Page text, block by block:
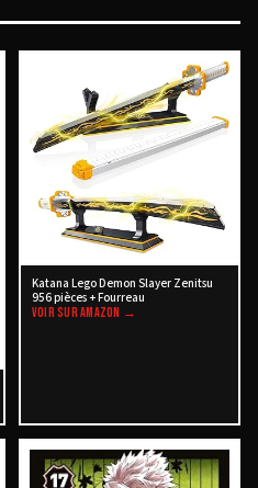
Katana Lego Demon Slayer Zenitsu
956 pièces + Fourreau
VOIR SUR AMAZON →